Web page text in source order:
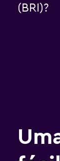
(BRI)?